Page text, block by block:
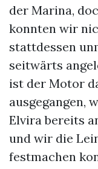
der Marina,
konnten wir
stattdessen
seitwärts
ist der Motor
ausgegangen,
Elvira bereits
und wir die
festmachen